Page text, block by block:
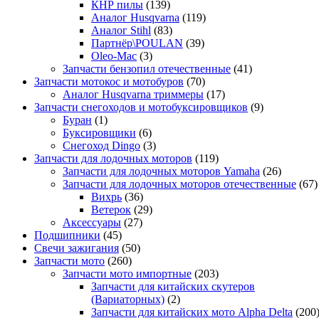
КНР пилы (139)
Аналог Husqvarna (119)
Аналог Stihl (83)
Партнёр\POULAN (39)
Oleo-Mac (3)
Запчасти бензопил отечественные (41)
Запчасти мотокос и мотобуров (70)
Аналог Husqvarna триммеры (17)
Запчасти снегоходов и мотобуксировщиков (9)
Буран (1)
Буксировщики (6)
Снегоход Dingo (3)
Запчасти для лодочных моторов (119)
Запчасти для лодочных моторов Yamaha (26)
Запчасти для лодочных моторов отечественные (67)
Вихрь (36)
Ветерок (29)
Аксессуары (27)
Подшипники (45)
Свечи зажигания (50)
Запчасти мото (260)
Запчасти мото импортные (203)
Запчасти для китайских скутеров
(Вариаторных) (2)
Запчасти для китайских мото Alpha Delta (200)